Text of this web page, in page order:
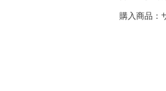
購入商品：